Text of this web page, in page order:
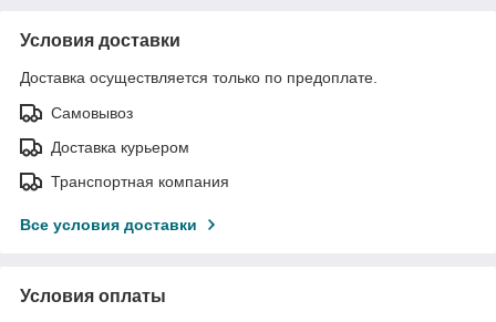
Условия доставки
Доставка осуществляется только по предоплате.
Самовывоз
Доставка курьером
Транспортная компания
Все условия доставки
Условия оплаты